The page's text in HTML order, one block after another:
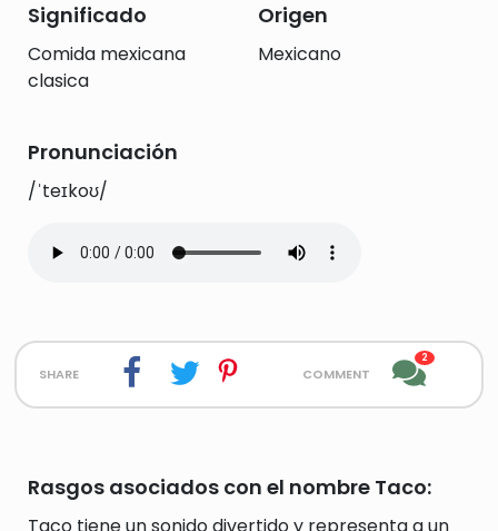
Significado
Comida mexicana
clasica
Origen
Mexicano
Pronunciación
/ˈteɪkoʊ/
share comment
2
Rasgos asociados con el nombre Taco: